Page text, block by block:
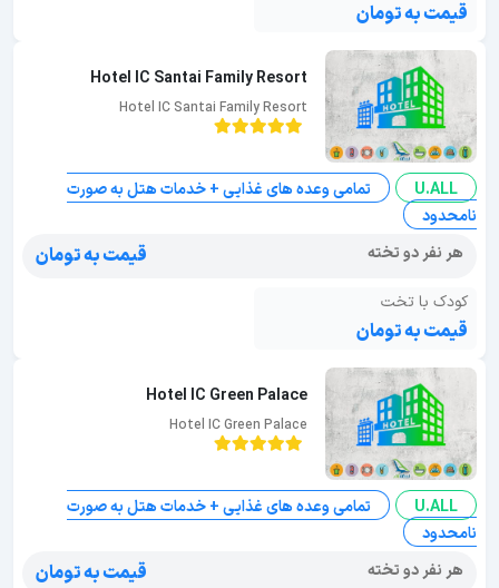
قیمت به تومان
Hotel IC Santai Family Resort
Hotel IC Santai Family Resort
U.ALL
تمامی وعده های غذایی + خدمات هتل به صورت
نامحدود
هر نفر دو تخته
قیمت به تومان
کودک با تخت
قیمت به تومان
Hotel IC Green Palace
Hotel IC Green Palace
U.ALL
تمامی وعده های غذایی + خدمات هتل به صورت
نامحدود
هر نفر دو تخته
قیمت به تومان